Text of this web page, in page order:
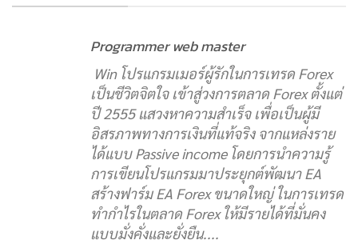
Programmer web master
Win โปรแกรมเมอร์ผู้รักในการเทรด Forex
เป็นชีวิตจิตใจ เข้าสู่วงการตลาด Forex ตั้งแต่
ปี 2555 แสวงหาความสำเร็จ เพื่อเป็นผู้มี
อิสรภาพทางการเงินที่แท้จริง จากแหล่งราย
ได้แบบ Passive income โดยการนำความรู้
การเขียนโปรแกรมมาประยุกต์พัฒนา EA
สร้างฟาร์ม EA Forex ขนาดใหญ่ ในการเทรด
ทำกำไรในตลาด Forex ให้มีรายได้ที่มั่นคง
แบบมั่งคั่งและยั่งยืน....